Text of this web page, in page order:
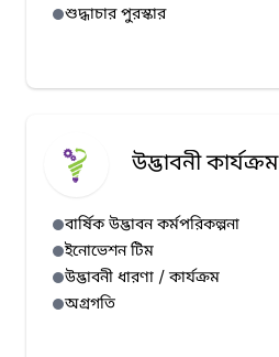
শুদ্ধাচার পুরস্কার
উদ্ভাবনী কার্যক্রম
বার্ষিক উদ্ভাবন কর্মপরিকল্পনা
ইনোভেশন টিম
উদ্ভাবনী ধারণা / কার্যক্রম
অগ্রগতি